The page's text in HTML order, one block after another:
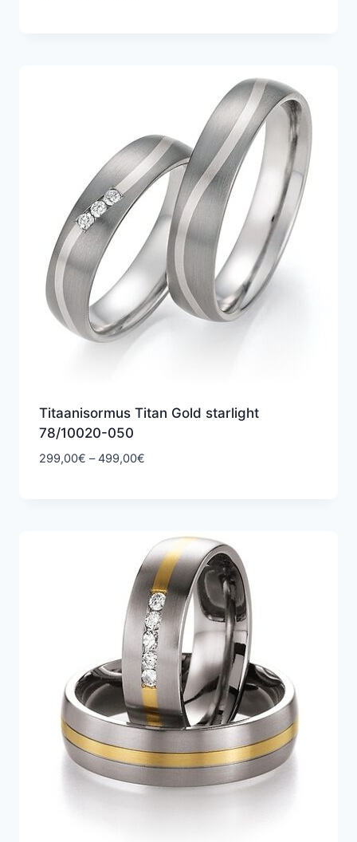
Titaanisormus Titan Gold starlight
78/10020-050
299,00€ – 499,00€Hintaluokka: